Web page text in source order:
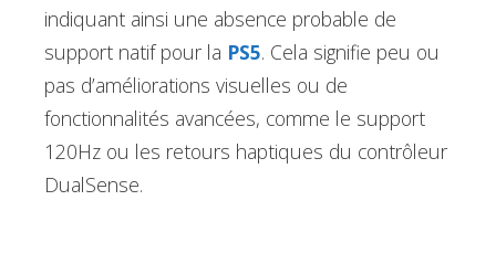
indiquant ainsi une absence probable de
support natif pour la PS5. Cela signifie peu ou
pas d’améliorations visuelles ou de
fonctionnalités avancées, comme le support
120Hz ou les retours haptiques du contrôleur
DualSense.